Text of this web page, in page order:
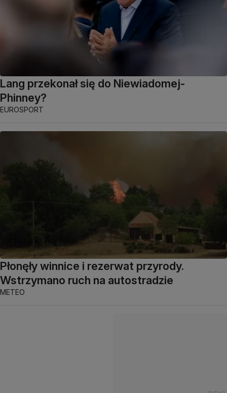
Lang przekonał się do Niewiadomej-
Phinney?
EUROSPORT
Płonęły winnice i rezerwat przyrody.
Wstrzymano ruch na autostradzie
METEO